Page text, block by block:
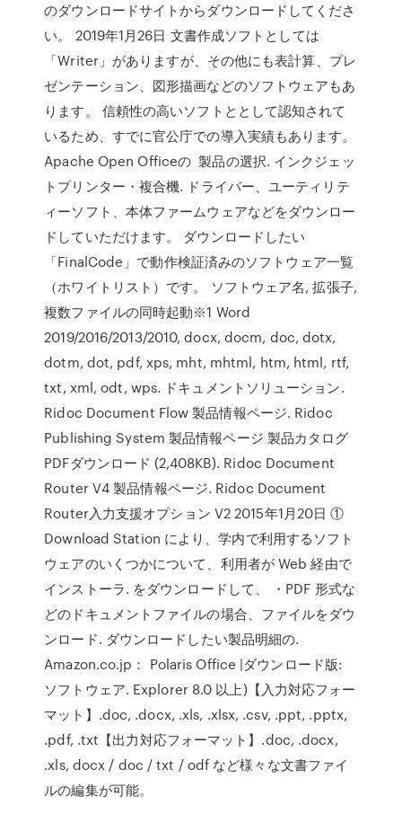
のダウンロードサイトからダウンロードしてくださ
い。 2019年1月26日 文書作成ソフトとしては
「Writer」がありますが、その他にも表計算、プレ
ゼンテーション、図形描画などのソフトウェアもあ
ります。 信頼性の高いソフトととして認知されて
いるため、すでに官公庁での導入実績もあります。
Apache Open Officeの 製品の選択. インクジェッ
トプリンター・複合機. ドライバー、ユーティリテ
ィーソフト、本体ファームウェアなどをダウンロー
ドしていただけます。 ダウンロードしたい
「FinalCode」で動作検証済みのソフトウェア一覧
（ホワイトリスト）です。 ソフトウェア名, 拡張子,
複数ファイルの同時起動※1 Word
2019/2016/2013/2010, docx, docm, doc, dotx,
dotm, dot, pdf, xps, mht, mhtml, htm, html, rtf,
txt, xml, odt, wps. ドキュメントソリューション.
Ridoc Document Flow 製品情報ページ. Ridoc
Publishing System 製品情報ページ 製品カタログ
PDFダウンロード (2,408KB). Ridoc Document
Router V4 製品情報ページ. Ridoc Document
Router入力支援オプション V2 2015年1月20日 ①
Download Station により、学内で利用するソフト
ウェアのいくつかについて、利用者が Web 経由で
インストーラ. をダウンロードして、 ・PDF 形式な
どのドキュメントファイルの場合、ファイルをダウ
ンロード. ダウンロードしたい製品明細の.
Amazon.co.jp： Polaris Office |ダウンロード版:
ソフトウェア. Explorer 8.0 以上)【入力対応フォー
マット】.doc, .docx, .xls, .xlsx, .csv, .ppt, .pptx,
.pdf, .txt【出力対応フォーマット】.doc, .docx,
.xls, docx / doc / txt / odf など様々な文書ファイ
ルの編集が可能。